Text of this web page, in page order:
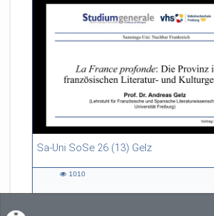
Sa-Uni SoSe 26 (13) Gelz
55:13 duration
1010